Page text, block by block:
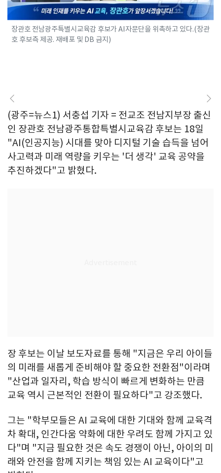
장관호 전남광주특별시교육감 후보가 AI자문단을 위촉하고 있다.(장관
호 후보측 제공. 재배포 및 DB 금지)
(광주=뉴스1) 서충섭 기자 = 전교조 전남지부장 출신
인 장관호 전남광주통합특별시교육감 후보는 18일
"AI(인공지능) 시대를 맞아 디지털 기술 습득을 넘어
사고력과 미래 역량을 키우는 '더 생각' 교육 공약을
추진하겠다"고 밝혔다.
장 후보는 이날 보도자료를 통해 "지금은 우리 아이들
의 미래를 새롭게 준비해야 할 중요한 전환점"이라며
"산업과 일자리, 학습 방식이 빠르게 변화하는 만큼
교육 역시 근본적인 전환이 필요하다"고 강조했다.
그는 "학부모들은 AI 교육에 대한 기대와 함께 교육격
차 확대, 인간다움 약화에 대한 우려도 함께 가지고 있
다"며 "지금 필요한 것은 속도 경쟁이 아닌, 아이의 미
래와 안전을 함께 지키는 책임 있는 AI 교육이다"고